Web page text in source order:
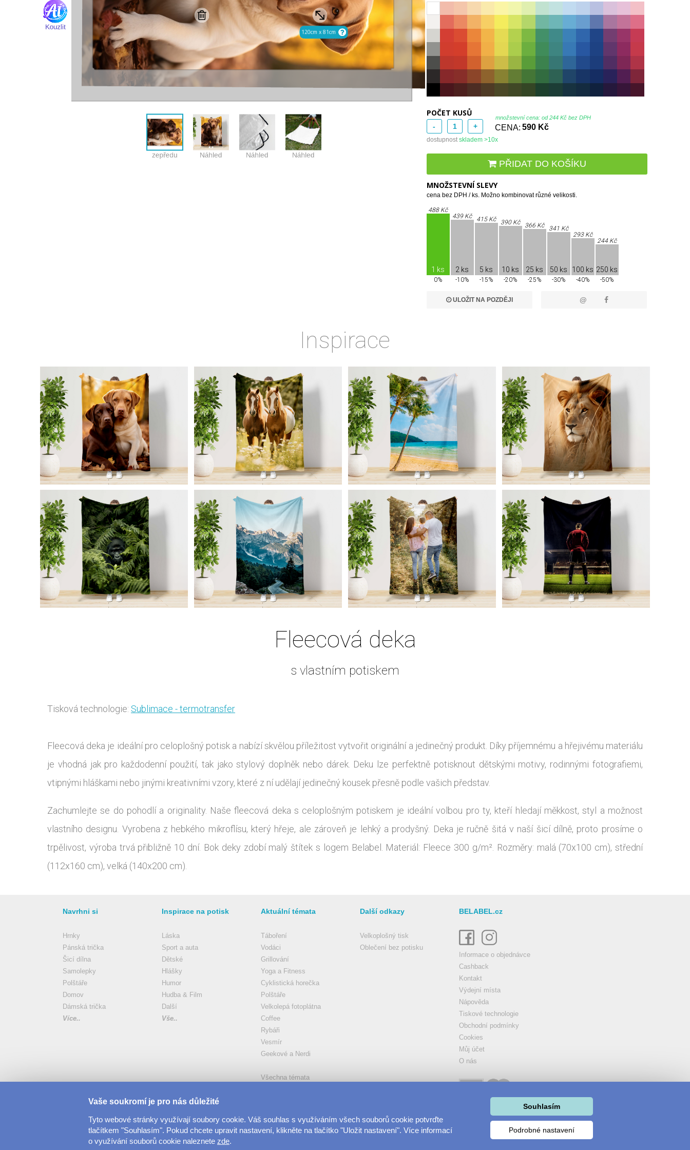
POČET KUSŮ
množstevní cena: od244 Kč bez DPH
- + CENA: 590 Kč
dostupnostskladem >10x
PŘIDAT DO KOŠÍKU
MNOŽSTEVNÍ SLEVY
cena bez DPH / ks. Možno kombinovat různé velikosti.
488 Kč
1 ks
0%
439 Kč
2 ks
-10%
415 Kč
5 ks
-15%
390 Kč
10 ks
-20%
366 Kč
25 ks
-25%
341 Kč
50 ks
-30%
293 Kč
100 ks
-40%
244 Kč
250 ks
-50%
ULOŽIT NA POZDĚJI @
Inspirace
Fleecová deka
s vlastním potiskem
Tisková technologie: Sublimace - termotransfer
Fleecová deka je ideální pro celoplošný potisk a nabízí skvělou příležitost vytvořit originální a jedinečný produkt. Díky příjemnému a hřejivému materiálu
je vhodná jak pro každodenní použití, tak jako stylový doplněk nebo dárek. Deku lze perfektně potisknout dětskými motivy, rodinnými fotografiemi,
vtipnými hláškami nebo jinými kreativními vzory, které z ní udělají jedinečný kousek přesně podle vašich představ.
Zachumlejte se do pohodlí a originality. Naše fleecová deka s celoplošným potiskem je ideální volbou pro ty, kteří hledají měkkost, styl a možnost
vlastního designu. Vyrobena z hebkého mikroflísu, který hřeje, ale zároveň je lehký a prodyšný. Deka je ručně šitá v naší šicí dílně, proto prosíme o
trpělivost, výroba trvá přibližně 10 dní. Bok deky zdobí malý štítek s logem Belabel. Materiál: Fleece 300 g/m². Rozměry: malá (70x100 cm), střední
(112x160 cm), velká (140x200 cm).
Navrhni si
Hrnky
Pánská trička
Šicí dílna
Samolepky
Polštáře
Domov
Dámská trička
Více..
Inspirace na potisk
Láska
Sport a auta
Dětské
Hlášky
Humor
Hudba & Film
Další
Vše..
Aktuální témata
Táboření
Vodáci
Grillování
Yoga a Fitness
Cyklistická horečka
Polštáře
Velkolepá fotoplátna
Coffee
Rybáři
Vesmír
Geekové a Nerdi
Všechna témata
Další odkazy
Velkoplošný tisk
Oblečení bez potisku
BELABEL.cz
Informace o objednávce
Cashback
Kontakt
Výdejní místa
Nápověda
Tiskové technologie
Obchodní podmínky
Cookies
Můj účet
O nás
Vaše soukromí je pro nás důležité
Tyto webové stránky využívají soubory cookie. Váš souhlas s využíváním všech souborů cookie potvrďte
tlačítkem "Souhlasím". Pokud chcete upravit nastavení, klikněte na tlačítko "Uložit nastavení". Více informací
o využívání souborů cookie naleznete zde.
Souhlasím
Podrobné nastavení